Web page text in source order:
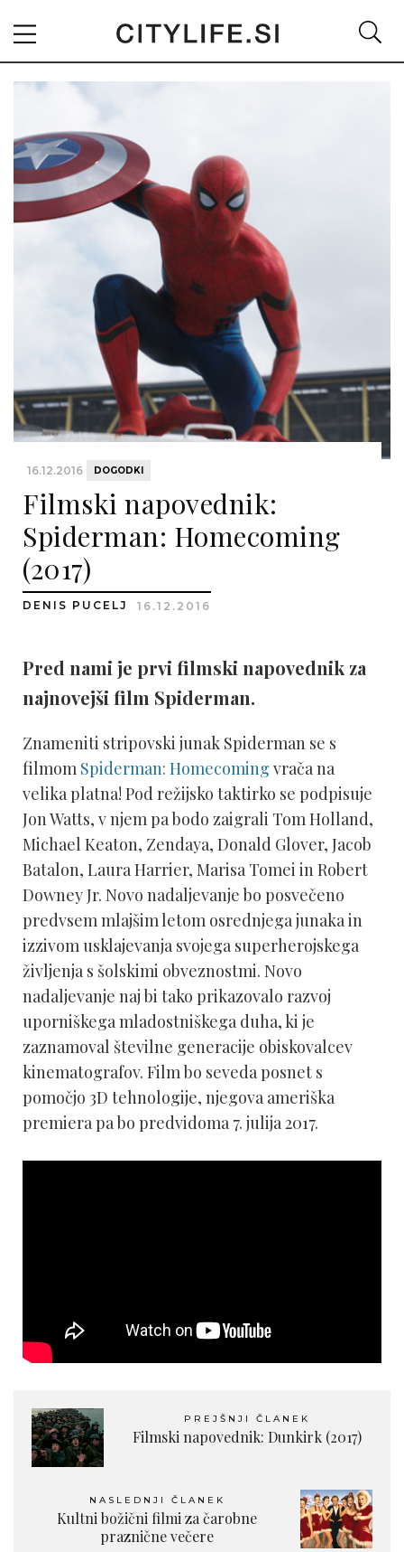
16.12.2016 DOGODKI
Filmski napovednik:
Spiderman: Homecoming
(2017)
DENIS PUCELJ 16.12.2016
Pred nami je prvi filmski napovednik za
najnovejši film Spiderman.
Znameniti stripovski junak Spiderman se s
filmom Spiderman: Homecoming vrača na
velika platna! Pod režijsko taktirko se podpisuje
Jon Watts, v njem pa bodo zaigrali Tom Holland,
Michael Keaton, Zendaya, Donald Glover, Jacob
Batalon, Laura Harrier, Marisa Tomei in Robert
Downey Jr. Novo nadaljevanje bo posvečeno
predvsem mlajšim letom osrednjega junaka in
izzivom usklajevanja svojega superherojskega
življenja s šolskimi obveznostmi. Novo
nadaljevanje naj bi tako prikazovalo razvoj
uporniškega mladostniškega duha, ki je
zaznamoval številne generacije obiskovalcev
kinematografov. Film bo seveda posnet s
pomočjo 3D tehnologije, njegova ameriška
premiera pa bo predvidoma 7. julija 2017.
PREJŠNJI ČLANEK
Filmski napovednik: Dunkirk (2017)
NASLEDNJI ČLANEK
Kultni božični filmi za čarobne
praznične večere